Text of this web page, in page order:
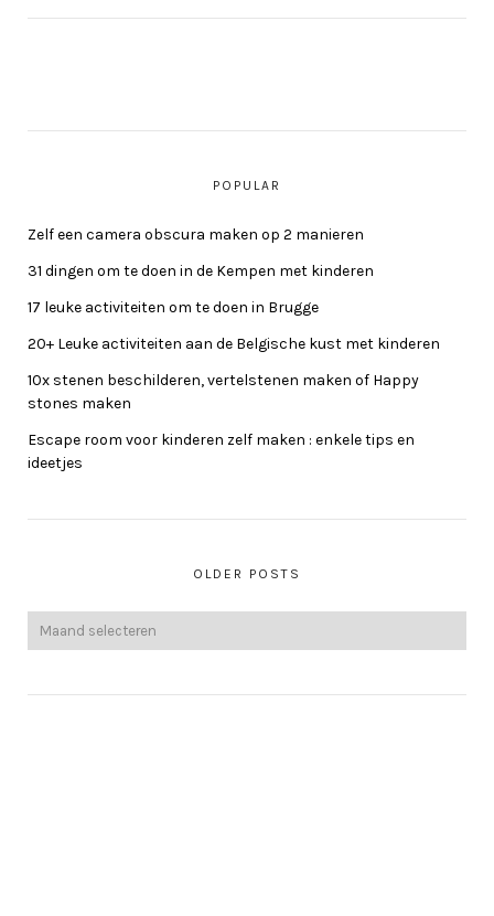
POPULAR
Zelf een camera obscura maken op 2 manieren
31 dingen om te doen in de Kempen met kinderen
17 leuke activiteiten om te doen in Brugge
20+ Leuke activiteiten aan de Belgische kust met kinderen
10x stenen beschilderen, vertelstenen maken of Happy
stones maken
Escape room voor kinderen zelf maken : enkele tips en
ideetjes
OLDER POSTS